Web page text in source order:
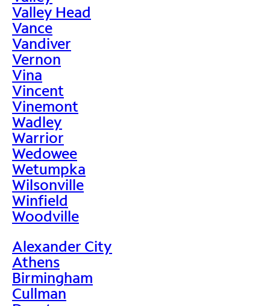
Valley Head
Vance
Vandiver
Vernon
Vina
Vincent
Vinemont
Wadley
Warrior
Wedowee
Wetumpka
Wilsonville
Winfield
Woodville
Alexander City
Athens
Birmingham
Cullman